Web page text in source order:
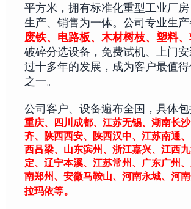
平方米，拥有标准化重型工业厂房
生产、销售为一体。公司专业生
废铁、电路板、木材树枝、塑料
破碎分选设备，免费试机、上门
过十多年的发展，成为客户最值
之一。
公司客户、设备遍布全国，具体包
重庆、四川成都、江苏无锡、湖南长沙
齐、
陕西西安、 陕西汉中、江苏南通、
西吕梁、山东滨州、浙江嘉兴、江西
定、辽宁本溪、江苏常州、广东广州、
南郑州、安徽马鞍山、河南永城、河
拉玛依等。